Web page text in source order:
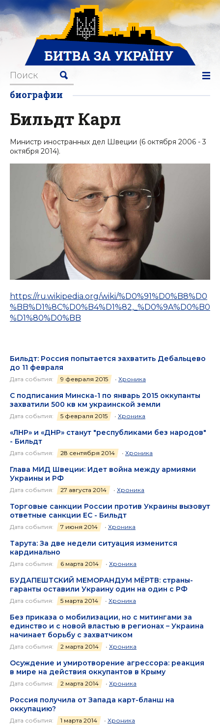
биографии
Бильдт Карл
Министр иностранных дел Швеции (6 октября 2006 - 3
октября 2014).
https://ru.wikipedia.org/wiki/%D0%91%D0%B8%D0
%BB%D1%8C%D0%B4%D1%82,_%D0%9A%D0%B0
%D1%80%D0%BB
Бильдт: Россия попытается захватить Дебальцево
до 11 февраля
Дата события: 9 февраля 2015 • Хроника
С подписания Минска-1 по январь 2015 оккупанты
захватили 500 кв км украинской земли
Дата события: 5 февраля 2015 • Хроника
«ЛНР» и «ДНР» станут "республиками без народов"
- Бильдт
Дата события: 28 сентября 2014 • Хроника
Глава МИД Швеции: Идет война между армиями
Украины и РФ
Дата события: 27 августа 2014 • Хроника
Торговые санкции России против Украины вызовут
ответные санкции ЕС - Бильдт
Дата события: 7 июня 2014 • Хроника
Тарута: За две недели ситуация изменится
кардинально
Дата события: 6 марта 2014 • Хроника
БУДАПЕШТСКИЙ МЕМОРАНДУМ МЁРТВ: страны-
гаранты оставили Украину один на один с РФ
Дата события: 5 марта 2014 • Хроника
Без приказа о мобилизации, но с митингами за
единство и с новой властью в регионах – Украина
начинает борьбу с захватчиком
Дата события: 2 марта 2014 • Хроника
Осуждение и умиротворение агрессора: реакция
в мире на действия оккупантов в Крыму
Дата события: 2 марта 2014 • Хроника
Россия получила от Запада карт-бланш на
оккупацию?
Дата события: 1 марта 2014 • Хроника